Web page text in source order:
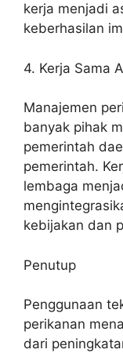
kerja menjadi
keberhasilan
4. Kerja Sama
Manajemen
banyak pihak
pemerintah
pemerintah.
lembaga
kebijakan dan
Penutup
Penggunaan
perikanan
dari